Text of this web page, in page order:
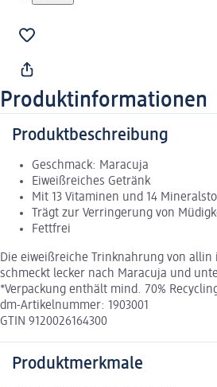
Produktinformationen
Produktbeschreibung
Geschmack: Maracuja
Eiweißreiches Getränk
Mit 13 Vitaminen und 14
Trägt zur Verringerung von
Fettfrei
Die eiweißreiche Trinknahrung von
schmeckt lecker nach Maracuja und
*Verpackung enthält mind. 70%
dm-Artikelnummer: 1903001
GTIN 9120026164300
Produktmerkmale